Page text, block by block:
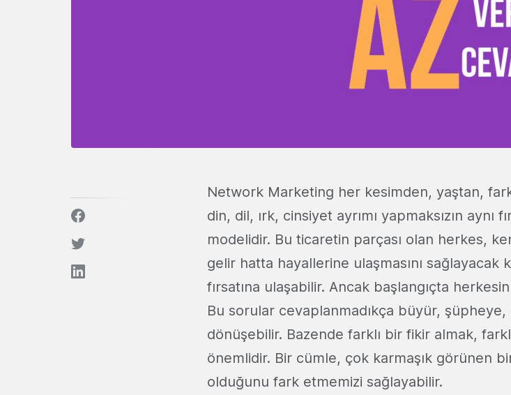
Network Marketing her kesimden, yaştan,
din, dil, ırk, cinsiyet ayrımı yapmaksızın aynı
modelidir. Bu ticaretin parçası olan herkes,
gelir hatta hayallerine ulaşmasını sağlayacak
fırsatına ulaşabilir. Ancak başlangıçta
Bu sorular cevaplanmadıkça büyür,
dönüşebilir. Bazende farklı bir fikir almak,
önemlidir. Bir cümle, çok karmaşık görünen
olduğunu fark etmemizi sağlayabilir.